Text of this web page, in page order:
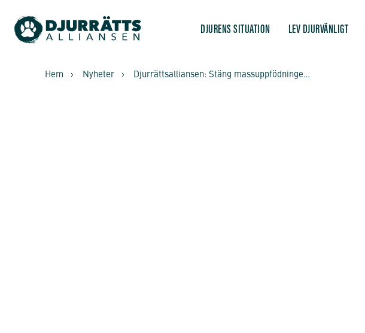
DJURENS SITUATION LEV DJURVÄNLIGT
Hem Nyheter Djurrättsalliansen: Stäng massuppfödningen och låt oss rädda djuren